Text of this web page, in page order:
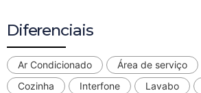
Diferenciais
Ar Condicionado Área de serviço
Cozinha
Interfone Lavabo